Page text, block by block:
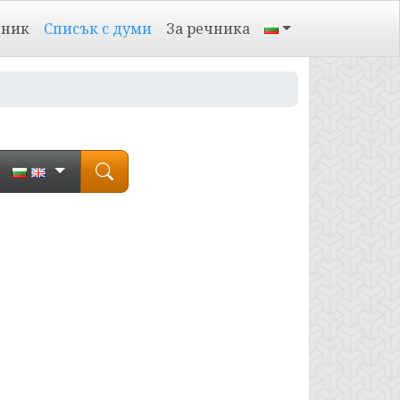
Списък с думи За речника